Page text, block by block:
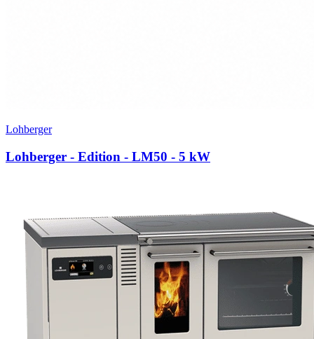
Lohberger
Lohberger - Edition - LM50 - 5 kW